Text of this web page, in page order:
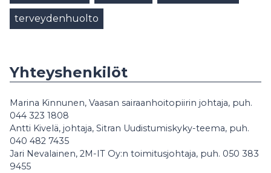
terveydenhuolto
Yhteyshenkilöt
Marina Kinnunen, Vaasan sairaanhoitopiirin johtaja, puh.
044 323 1808
Antti Kivelä, johtaja, Sitran Uudistumiskyky-teema, puh.
040 482 7435
Jari Nevalainen, 2M-IT Oy:n toimitusjohtaja, puh. 050 383
9455